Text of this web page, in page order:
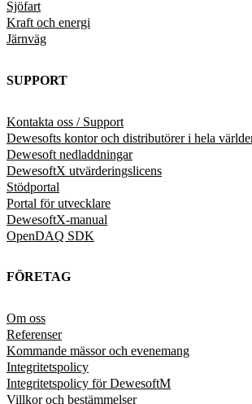
Sjöfart
Kraft och energi
Järnväg
SUPPORT
Kontakta oss / Support
Dewesofts kontor och distributörer i hela
Dewesoft nedladdningar
DewesoftX utvärderingslicens
Stödportal
Portal för utvecklare
DewesoftX-manual
OpenDAQ SDK
FÖRETAG
Om oss
Referenser
Kommande mässor och evenemang
Integritetspolicy
Integritetspolicy för DewesoftM
Villkor och bestämmelser